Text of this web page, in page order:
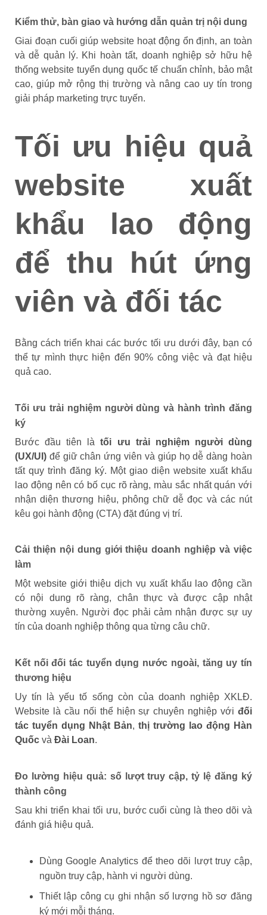
Kiểm thử, bàn giao và hướng dẫn quản trị nội dung
Giai đoạn cuối giúp website hoạt động ổn định, an toàn
và dễ quản lý. Khi hoàn tất, doanh nghiệp sở hữu hệ
thống website tuyển dụng quốc tế chuẩn chỉnh, bảo mật
cao, giúp mở rộng thị trường và nâng cao uy tín trong
giải pháp marketing trực tuyến.
Tối ưu hiệu quả
website xuất
khẩu lao động
để thu hút ứng
viên và đối tác
Bằng cách triển khai các bước tối ưu dưới đây, bạn có
thể tự mình thực hiện đến 90% công việc và đạt hiệu
quả cao.
Tối ưu trải nghiệm người dùng và hành trình đăng
ký
Bước đầu tiên làtối ưu trải nghiệm người dùng
(UX/UI) để giữ chân ứng viên và giúp họ dễ dàng hoàn
tất quy trình đăng ký. Một giao diện website xuất khẩu
lao động nên có bố cục rõ ràng, màu sắc nhất quán với
nhận diện thương hiệu, phông chữ dễ đọc và các nút
kêu gọi hành động (CTA) đặt đúng vị trí.
Cải thiện nội dung giới thiệu doanh nghiệp và việc
làm
Một website giới thiệu dịch vụ xuất khẩu lao động cần
có nội dung rõ ràng, chân thực và được cập nhật
thường xuyên. Người đọc phải cảm nhận được sự uy
tín của doanh nghiệp thông qua từng câu chữ.
Kết nối đối tác tuyển dụng nước ngoài, tăng uy tín
thương hiệu
Uy tín là yếu tố sống còn của doanh nghiệp XKLĐ.
Website là cầu nối thể hiện sự chuyên nghiệp với đối
tác tuyển dụng Nhật Bản, thị trường lao động Hàn
Quốc và Đài Loan.
Đo lường hiệu quả: số lượt truy cập, tỷ lệ đăng ký
thành công
Sau khi triển khai tối ưu, bước cuối cùng là theo dõi và
đánh giá hiệu quả.
Dùng Google Analytics để theo dõi lượt truy cập,
nguồn truy cập, hành vi người dùng.
Thiết lập công cụ ghi nhận số lượng hồ sơ đăng
ký mới mỗi tháng.